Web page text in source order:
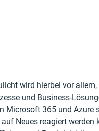
wird hierbei vor allem,
und Business-
Microsoft 365 und Azure
Neues reagiert werden